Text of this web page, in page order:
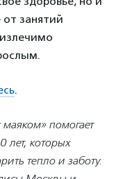
занятий
.
помогает
которых
тепло и заботу.